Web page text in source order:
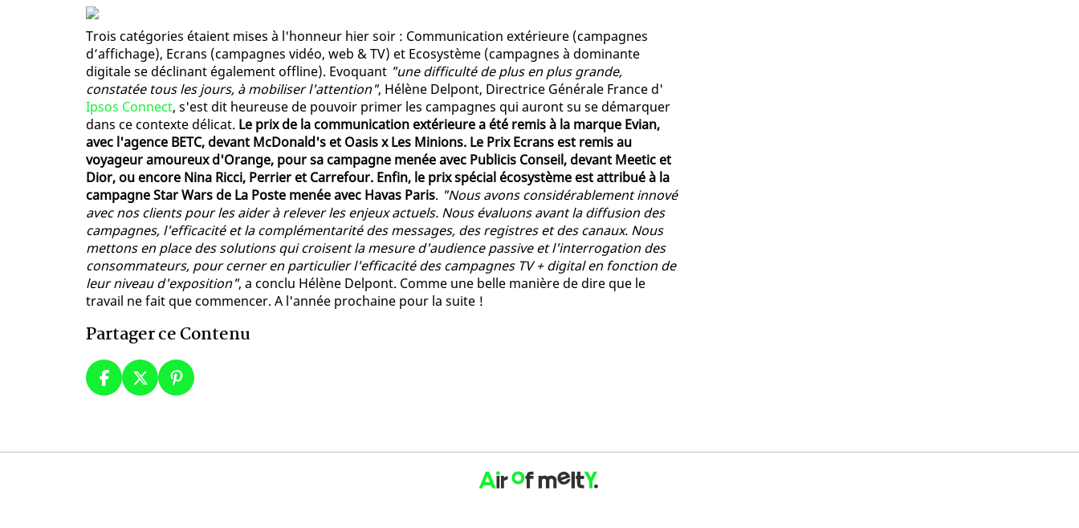
Trois catégories étaient mises à l'honneur hier soir : Communication extérieure (campagnes
d’affichage), Ecrans (campagnes vidéo, web & TV) et Ecosystème (campagnes à dominante
digitale se déclinant également offline). Evoquant "une difficulté de plus en plus grande,
constatée tous les jours, à mobiliser l'attention", Hélène Delpont, Directrice Générale France d'
Ipsos Connect, s'est dit heureuse de pouvoir primer les campagnes qui auront su se démarquer
dans ce contexte délicat. Le prix de la communication extérieure a été remis à la marque Evian,
avec l'agence BETC, devant McDonald's et Oasis x Les Minions. Le Prix Ecrans est remis au
voyageur amoureux d'Orange, pour sa campagne menée avec Publicis Conseil, devant Meetic et
Dior, ou encore Nina Ricci, Perrier et Carrefour. Enfin, le prix spécial écosystème est attribué à la
campagne Star Wars de La Poste menée avec Havas Paris. "Nous avons considérablement innové
avec nos clients pour les aider à relever les enjeux actuels. Nous évaluons avant la diffusion des
campagnes, l'efficacité et la complémentarité des messages, des registres et des canaux. Nous
mettons en place des solutions qui croisent la mesure d'audience passive et l'interrogation des
consommateurs, pour cerner en particulier l'efficacité des campagnes TV + digital en fonction de
leur niveau d'exposition", a conclu Hélène Delpont. Comme une belle manière de dire que le
travail ne fait que commencer. A l'année prochaine pour la suite !
Partager ce Contenu